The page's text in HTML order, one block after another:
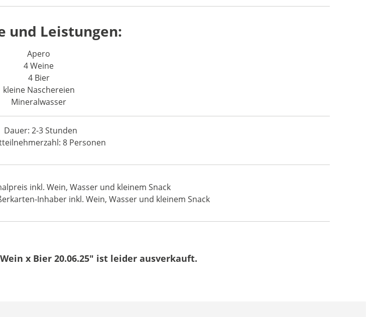
und Leistungen:
Apero
4 Weine
4 Bier
kleine Naschereien
Mineralwasser
Dauer: 2-3 Stunden
8 Personen
inkl. Wein, Wasser und kleinem Snack
Inhaber inkl. Wein, Wasser und kleinem Snack
x Bier 20.06.25" ist leider ausverkauft.